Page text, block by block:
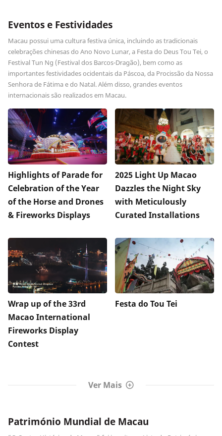
Eventos e Festividades
Macau possui uma cultura festiva única, incluindo as tradicionais
celebrações chinesas do Ano Novo Lunar, a Festa do Deus Tou Tei, o
Festival Tun Ng (Festival dos Barcos-Dragão), bem como as
importantes festividades ocidentais da Páscoa, da Procissão da Nossa
Senhora de Fátima e do Natal. Além disso, grandes eventos
internacionais são realizados em Macau.
Highlights of Parade for
Celebration of the Year
of the Horse and Drones
& Fireworks Displays
2025 Light Up Macao
Dazzles the Night Sky
with Meticulously
Curated Installations
Wrap up of the 33rd
Macao International
Fireworks Display
Contest
Festa do Tou Tei
Ver Mais
Património Mundial de Macau